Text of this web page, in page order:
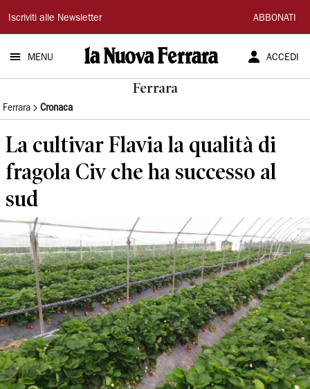
La
Nuova
Ferrara
Iscriviti alle Newsletter ABBONATI
MENU ACCEDI
Ferrara
Ferrara Cronaca
La cultivar Flavia la qualità di
fragola Civ che ha successo al
sud